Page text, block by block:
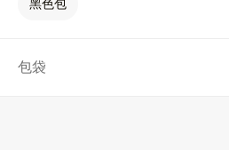
黑色包
包袋